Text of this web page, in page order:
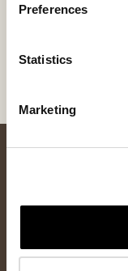
Preferences
Statistics
Marketing